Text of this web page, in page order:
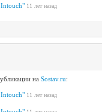
Intouch" 11 лет назад
на Sostav.ru:
Intouch" 11 лет назад